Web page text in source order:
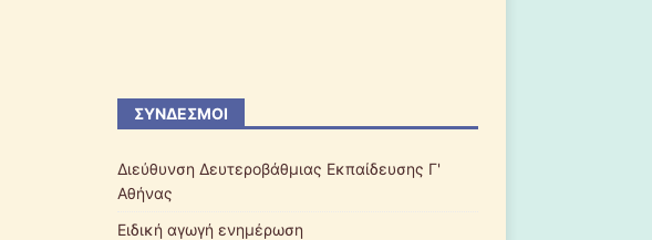
ΣΎΝΔΕΣΜΟΙ
Διεύθυνση Δευτεροβάθμιας Εκπαίδευσης Γ'
Αθήνας
Ειδική αγωγή ενημέρωση